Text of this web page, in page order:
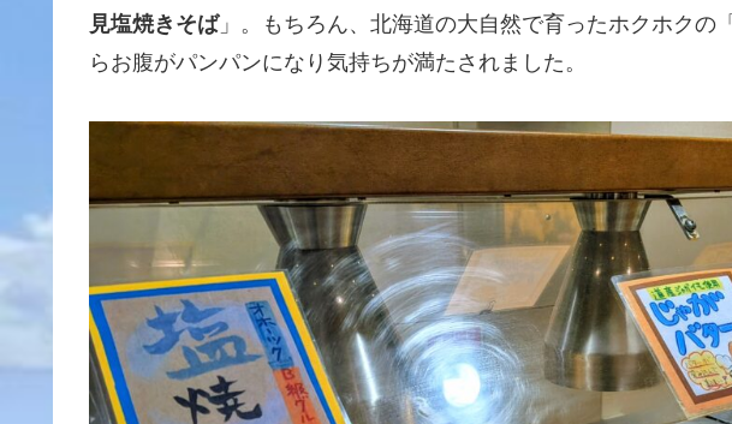
見塩焼きそば」。もちろん、北海道の大自然で育ったホクホクの「
らお腹がパンパンになり気持ちが満たされました。